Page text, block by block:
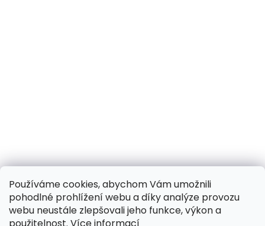
Používáme cookies, abychom Vám umožnili
pohodlné prohlížení webu a díky analýze provozu
webu neustále zlepšovali jeho funkce, výkon a